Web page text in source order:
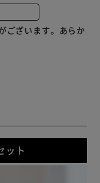
ル。
がよいガーゼ面。
ございます。あらか
ット